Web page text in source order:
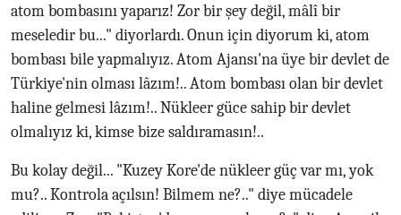
atom bombasını yaparız! Zor bir şey değil, mâlî bir
meseledir bu..." diyorlardı. Onun için diyorum ki, atom
bombası bile yapmalıyız. Atom Ajansı'na üye bir devlet de
Türkiye'nin olması lâzım!.. Atom bombası olan bir devlet
haline gelmesi lâzım!.. Nükleer güce sahip bir devlet
olmalıyız ki, kimse bize saldıramasın!..
Bu kolay değil... "Kuzey Kore'de nükleer güç var mı, yok
mu?.. Kontrola açılsın! Bilmem ne?.." diye mücadele